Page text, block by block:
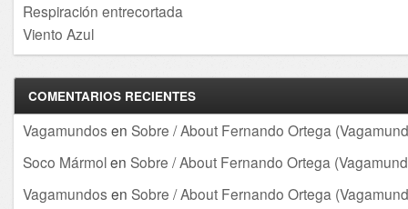
Respiración entrecortada
Viento Azul
COMENTARIOS RECIENTES
Vagamundos en Sobre / About Fernando Ortega
Soco Mármolen Sobre / About Fernando Ortega
Vagamundos en Sobre / About Fernando Ortega